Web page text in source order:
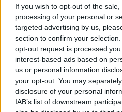
If you wish to opt-out of the
processing of your personal or
targeted advertising by us,
section to confirm your
opt-out request is processed
interest-based ads based on
us or personal information
your opt-out. You may
disclosure of your personal
IAB’s list of downstream
Mindenkinek szól, akinek
magyar valósággal, de nem
hanem röhögni a saját
könnyebb így túlélni. Aki
társadalmi szatírát kap,
köré fonva.
Az interjút készítette:
Pintér Zsanett, KOMA Bázis